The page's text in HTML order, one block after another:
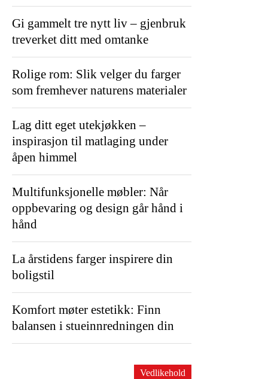
Gi gammelt tre nytt liv – gjenbruk
treverket ditt med omtanke
Rolige rom: Slik velger du farger
som fremhever naturens materialer
Lag ditt eget utekjøkken –
inspirasjon til matlaging under
åpen himmel
Multifunksjonelle møbler: Når
oppbevaring og design går hånd i
hånd
La årstidens farger inspirere din
boligstil
Komfort møter estetikk: Finn
balansen i stueinnredningen din
Vedlikehold